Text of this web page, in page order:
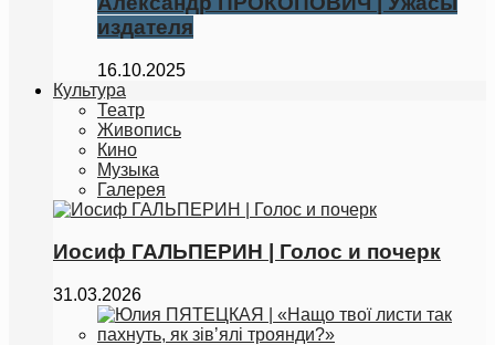
издателя
16.10.2025
Культура
Театр
Живопись
Кино
Музыка
Галерея
Иосиф ГАЛЬПЕРИН | Голос и почерк
31.03.2026